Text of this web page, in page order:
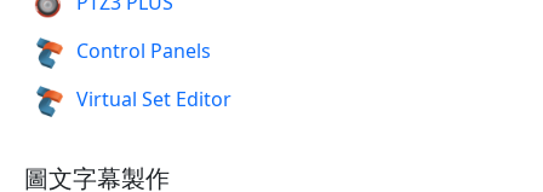
Control Panels
Virtual Set Editor
圖文字幕製作